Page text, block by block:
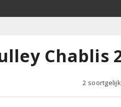
Chablis
2